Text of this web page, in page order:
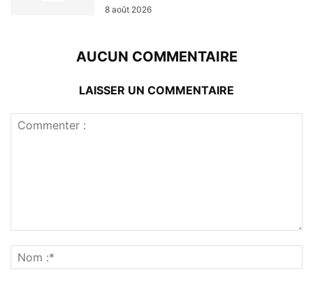
8 août 2026
AUCUN COMMENTAIRE
LAISSER UN COMMENTAIRE